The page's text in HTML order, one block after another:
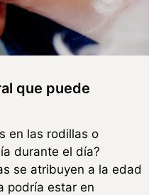
que puede
en las rodillas o
durante el día?
se atribuyen a la edad
podría estar en